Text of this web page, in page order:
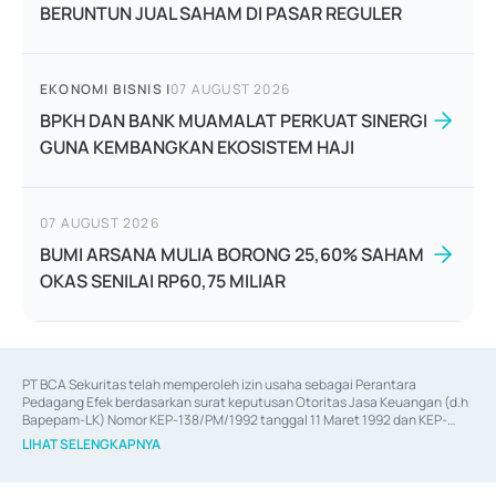
BERUNTUN JUAL SAHAM DI PASAR REGULER
EKONOMI BISNIS |07 AUGUST 2026
BPKH DAN BANK MUAMALAT PERKUAT SINERGI
GUNA KEMBANGKAN EKOSISTEM HAJI
07 AUGUST 2026
BUMI ARSANA MULIA BORONG 25,60% SAHAM
OKAS SENILAI RP60,75 MILIAR
PT BCA Sekuritas telah memperoleh izin usaha sebagai Perantara
Pedagang Efek berdasarkan surat keputusan Otoritas Jasa Keuangan (d.h
Bapepam-LK) Nomor KEP-138/PM/1992 tanggal 11 Maret 1992 dan KEP-
06/D.04/2014 tanggal 28 Februari 2014, izin usaha sebagai Penjamin Emisi
Efek berdasarkan surat keputusan Otoritas Jasa Keuangan Nomor KEP-
LIHAT SELENGKAPNYA